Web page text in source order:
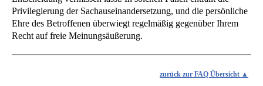
Privilegierung der Sachauseinandersetzung, und die persönliche
Ehre des Betroffenen überwiegt regelmäßig gegenüber Ihrem
Recht auf freie Meinungsäußerung.
zurück zur FAQ Übersicht